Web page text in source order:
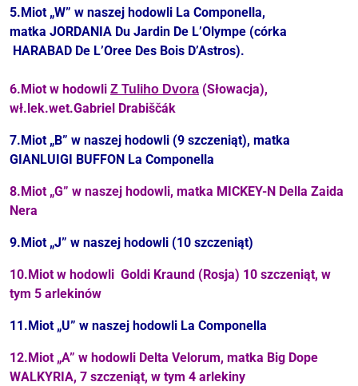
5.Miot „W” w naszej hodowli La Componella,
matka JORDANIA Du Jardin De L’Olympe (córka
HARABAD De L’Oree Des Bois D’Astros).
6.Miot w hodowli Z Tuliho Dvora (Słowacja),
wł.lek.wet.Gabriel Drabiščák
7.Miot „B” w naszej hodowli (9 szczeniąt), matka
GIANLUIGI BUFFON La Componella
8.Miot „G” w naszej hodowli, matka MICKEY-N Della Zaida
Nera
9.Miot „J” w naszej hodowli (10 szczeniąt)
10.Miot w hodowli Goldi Kraund (Rosja) 10 szczeniąt, w
tym 5 arlekinów
11.Miot „U” w naszej hodowli La Componella
12.Miot „A” w hodowli Delta Velorum, matka Big Dope
WALKYRIA, 7 szczeniąt, w tym 4 arlekiny